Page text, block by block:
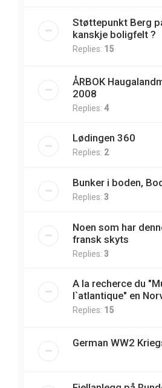
Støttepunkt Berg
kanskje boligfelt ?
Replies: 15
ÅRBOK
2008
Replies: 4
Lødingen 360
Replies: 2
Bunker i boden,
Replies: 3
Noen som har
fransk skyts
Replies: 3
A la recherce du
l`atlantique" en
Replies: 15
German WW2